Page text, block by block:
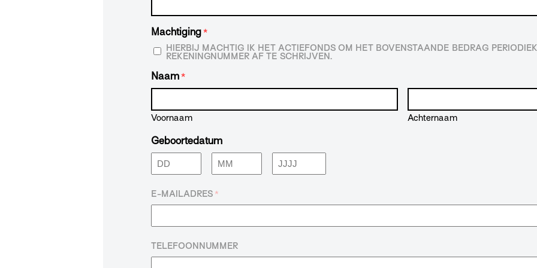
Machtiging *
HIERBIJ MACHTIG IK HET ACTIEFONDS OM HET BOVENSTAANDE BEDRAG
REKENINGNUMMER AF TE SCHRIJVEN.
Naam *
Voornaam Achternaam
Geboortedatum
Dag Maand Jaar
E-MAILADRES *
TELEFOONNUMMER